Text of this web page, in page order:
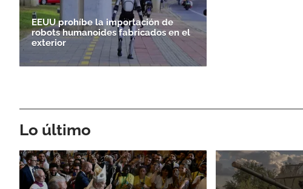
EEUU prohíbe la importación de
robots humanoides fabricados en el
exterior
Lo último